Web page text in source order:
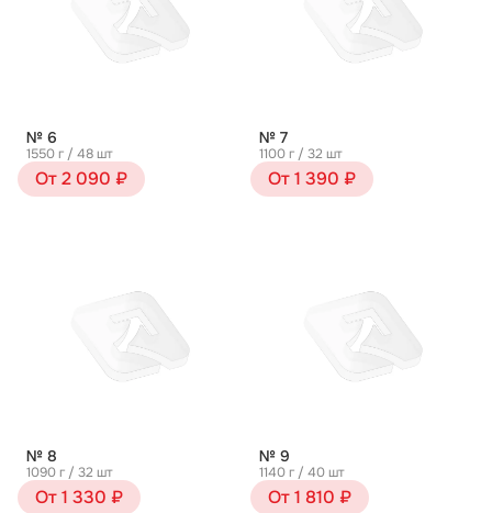
№ 6
1550 г / 48 шт
От 2 090 ₽
№ 7
1100 г / 32 шт
От 1 390 ₽
№ 8
1090 г / 32 шт
От 1 330 ₽
№ 9
1140 г / 40 шт
От 1 810 ₽